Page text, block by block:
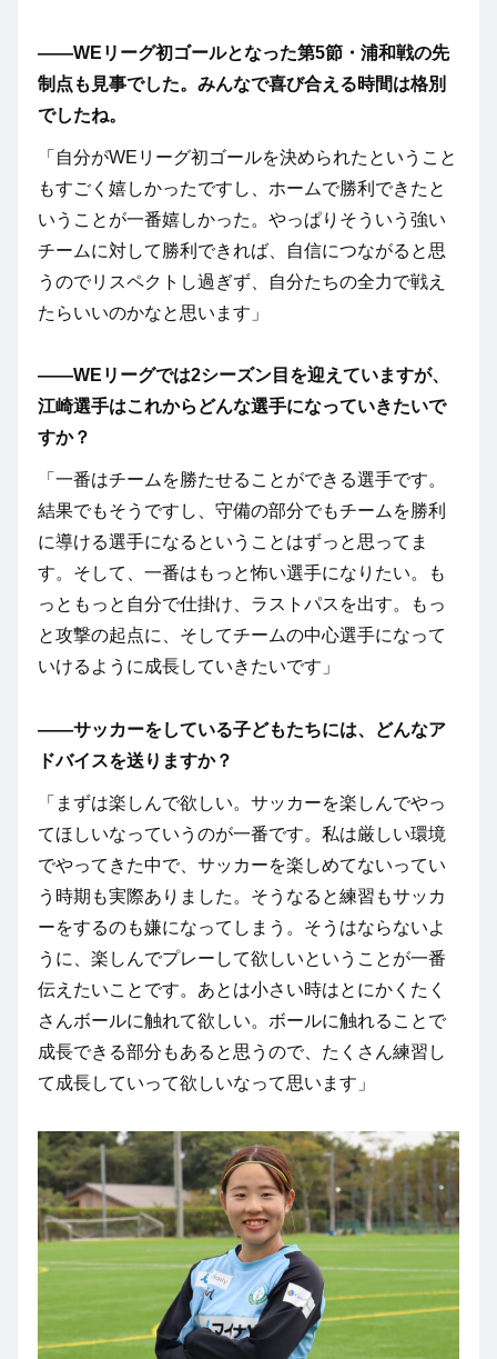
――WEリーグ初ゴールとなった第5節・浦和戦の先
制点も見事でした。みんなで喜び合える時間は格別
でしたね。
「自分がWEリーグ初ゴールを決められたということ
もすごく嬉しかったですし、ホームで勝利できたと
いうことが一番嬉しかった。やっぱりそういう強い
チームに対して勝利できれば、自信につながると思
うのでリスペクトし過ぎず、自分たちの全力で戦え
たらいいのかなと思います」
――WEリーグでは2シーズン目を迎えていますが、
江崎選手はこれからどんな選手になっていきたいで
すか？
「一番はチームを勝たせることができる選手です。
結果でもそうですし、守備の部分でもチームを勝利
に導ける選手になるということはずっと思ってま
す。そして、一番はもっと怖い選手になりたい。も
っともっと自分で仕掛け、ラストパスを出す。もっ
と攻撃の起点に、そしてチームの中心選手になって
いけるように成長していきたいです」
――サッカーをしている子どもたちには、どんなア
ドバイスを送りますか？
「まずは楽しんで欲しい。サッカーを楽しんでやっ
てほしいなっていうのが一番です。私は厳しい環境
でやってきた中で、サッカーを楽しめてないってい
う時期も実際ありました。そうなると練習もサッカ
ーをするのも嫌になってしまう。そうはならないよ
うに、楽しんでプレーして欲しいということが一番
伝えたいことです。あとは小さい時はとにかくたく
さんボールに触れて欲しい。ボールに触れることで
成長できる部分もあると思うので、たくさん練習し
て成長していって欲しいなって思います」